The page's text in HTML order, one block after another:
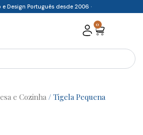
e Design Português desde 2006 ·
0
Cart
e Cozinha / Tigela Pequena